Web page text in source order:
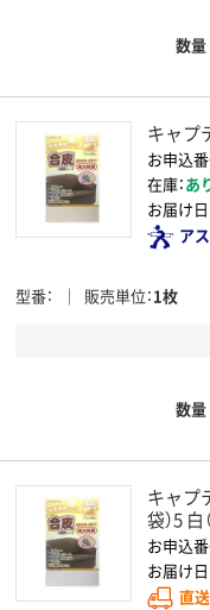
数量
キャプ
お申込
在庫：あ
お届け日
ア
型番 販売単位 1枚
数量
キャプ
袋）5 白
お申込番
お届け日
直